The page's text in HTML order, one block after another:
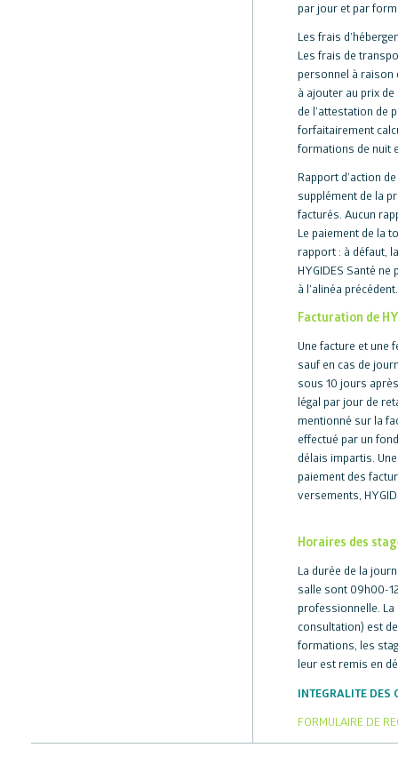
par jour et par
Les frais
Les frais de
personnel à raison
à ajouter au prix
de l’attestation de
forfaitairement
formations de nuit
Rapport d’action
supplément de la
facturés. Aucun
Le paiement de la
rapport : à défaut,
HYGIDES Santé
à l’alinéa précédent.
Facturation de
Une facture et une
sauf en cas de
sous 10 jours
légal par jour de
mentionné sur la
effectué par un
délais impartis.
paiement des
versements,
Horaires des
La durée de la
salle sont 09h00-
professionnelle. La
consultation) est
formations, les
leur est remis en
INTEGRALITE DES
FORMULAIRE DE